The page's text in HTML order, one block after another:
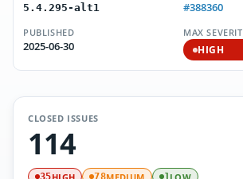
5.4.295-alt1
#388360
PUBLISHED
2025-06-30
MAX
HIGH
CLOSED ISSUES
114
35HIGH 78MEDIUM 1LOW